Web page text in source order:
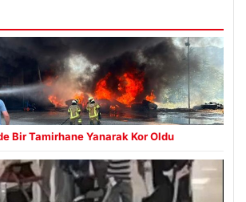
Bir Tamirhane Yanarak Kor Oldu